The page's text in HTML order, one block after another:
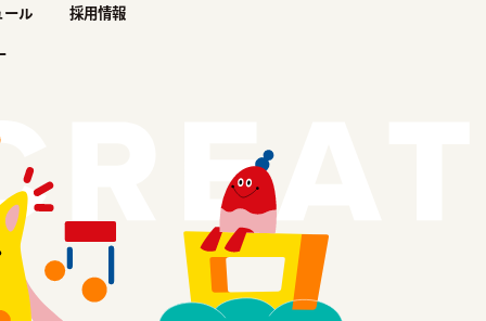
ール
採用情報